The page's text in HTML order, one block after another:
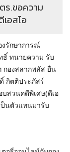
.ขอความ
อสไอ
งรักษาการณ์
ธิ์ ทนายความ รับ
กองสลากพลัส ยื่น
กิตติประภัสร์
สวนคดีพิเศษ(ดีเอ
ป็นตัวแทนมารับ